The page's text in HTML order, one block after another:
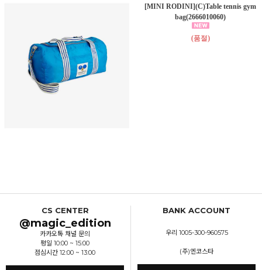
[MINI RODINI](C)Table tennis gym
bag(2666010060)
(품절)
CS CENTER
@magic_edition
카카오톡 채널 문의
평일 10:00 ~ 15:00
점심시간 12:00 ~ 13:00
BANK ACCOUNT
우리 1005-300-960575
(주)엔코스타